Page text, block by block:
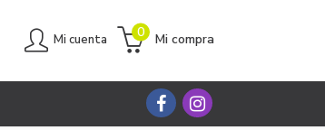
Mi cuenta Mi compra
0